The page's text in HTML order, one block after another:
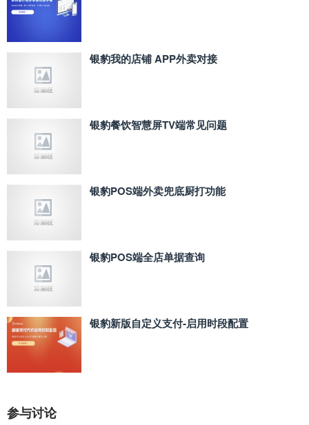
银豹我的店铺 APP外卖对接
银豹餐饮智慧屏TV端常见问题
银豹POS端外卖兜底厨打功能
银豹POS端全店单据查询
银豹新版自定义支付‑启用时段配置
参与讨论